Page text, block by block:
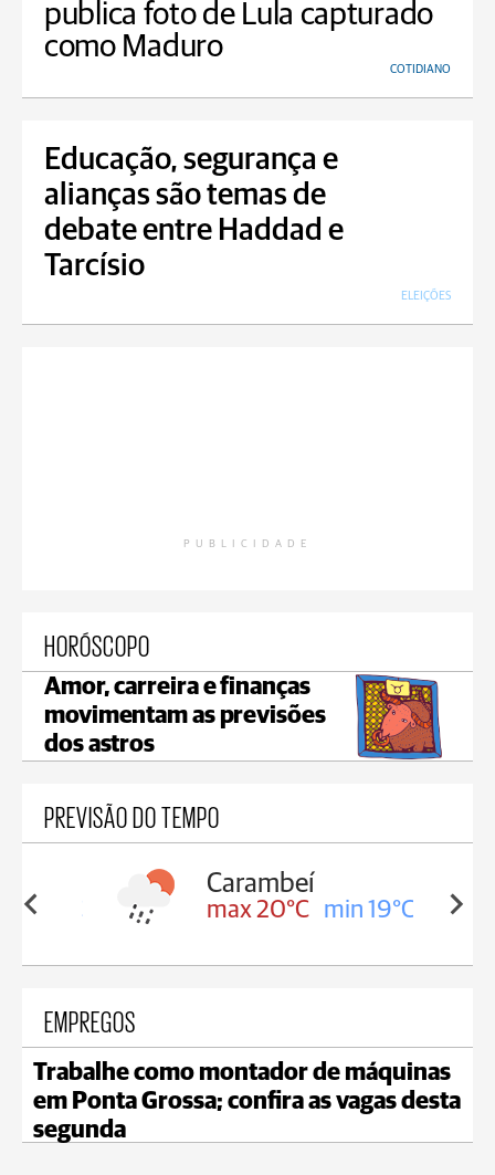
publica foto de Lula capturado
como Maduro
COTIDIANO
Educação, segurança e
alianças são temas de
debate entre Haddad e
Tarcísio
ELEIÇÕES
PUBLICIDADE
HORÓSCOPO
Amor, carreira e finanças
movimentam as previsões
dos astros
PREVISÃO DO TEMPO
19°C
Carambeí
max 20°C min 19°C
EMPREGOS
Trabalhe como montador de máquinas
em Ponta Grossa; confira as vagas desta
segunda